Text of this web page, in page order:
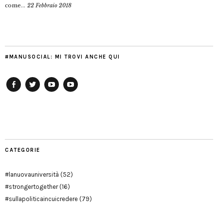
come... 22 Febbraio 2018
#MANUSOCIAL: MI TROVI ANCHE QUI
CATEGORIE
#lanuovauniversità (52)
#strongertogether(16)
#sullapoliticaincuicredere (79)